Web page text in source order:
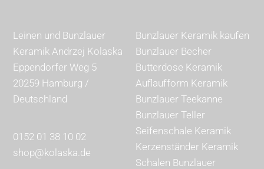
Leinen und Bunzlauer
Keramik Andrzej Kolaska
Eppendorfer Weg 5
20259 Hamburg /
Deutschland
0152 01 38 10 02
shop@kolaska.de
Bunzlauer Keramik kaufen
Bunzlauer Becher
Butterdose Keramik
Auflaufform Keramik
Bunzlauer Teekanne
Bunzlauer Teller
Seifenschale Keramik
Kerzenständer Keramik
Schalen Bunzlauer